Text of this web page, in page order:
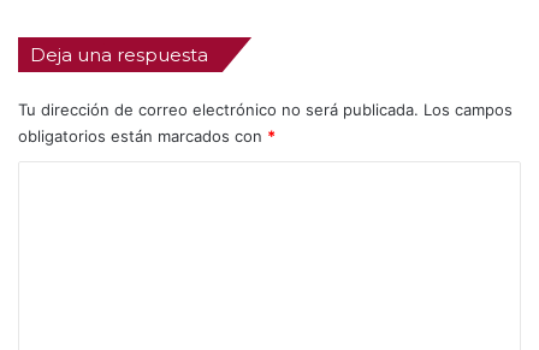
Deja una respuesta
Tu dirección de correo electrónico no será publicada. Los campos
obligatorios están marcados con *